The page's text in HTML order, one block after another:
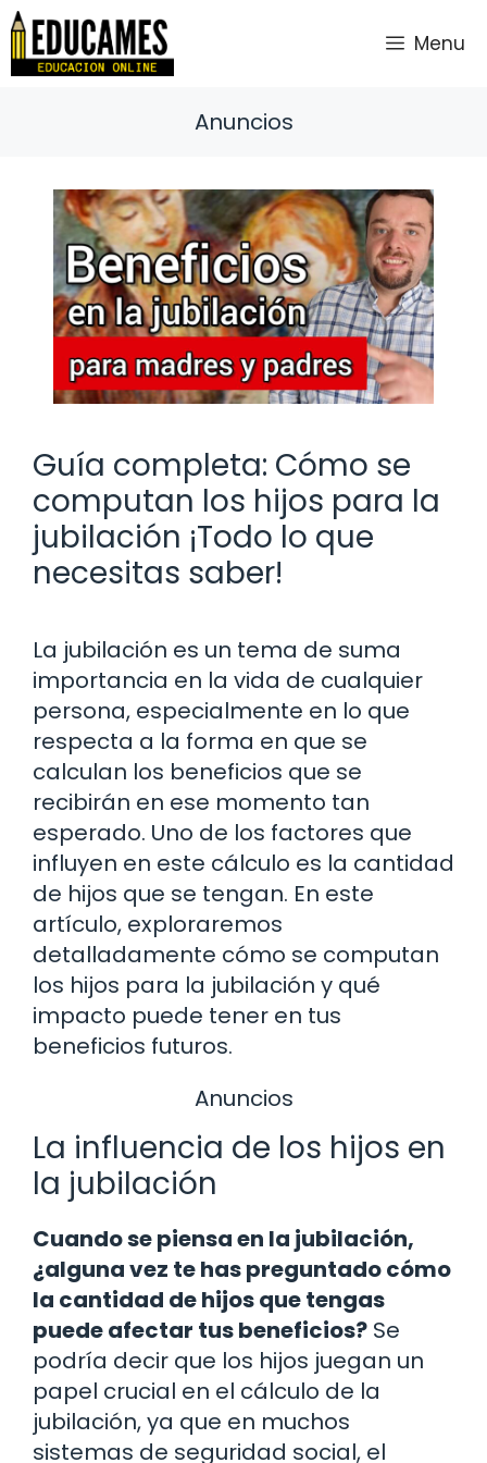
Saltar
contenido
Menu
Anuncios
Guía completa: Cómo se
computan los hijos para la
jubilación ¡Todo lo que
necesitas saber!
La jubilación es un tema de suma
importancia en la vida de cualquier
persona, especialmente en lo que
respecta a la forma en que se
calculan los beneficios que se
recibirán en ese momento tan
esperado. Uno de los factores que
influyen en este cálculo es la cantidad
de hijos que se tengan. En este
artículo, exploraremos
detalladamente cómo se computan
los hijos para la jubilación y qué
impacto puede tener en tus
beneficios futuros.
Anuncios
La influencia de los hijos en
la jubilación
Cuando se piensa en la jubilación,
¿alguna vez te has preguntado cómo
la cantidad de hijos que tengas
puede afectar tus beneficios? Se
podría decir que los hijos juegan un
papel crucial en el cálculo de la
jubilación, ya que en muchos
sistemas de seguridad social, el